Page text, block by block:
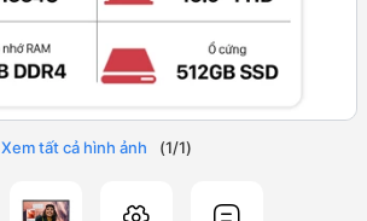
Xem tất cả hình ảnh (1/1)